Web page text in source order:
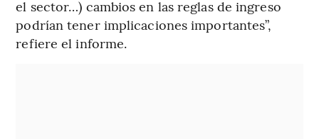
el sector…) cambios en las reglas de ingreso
podrían tener implicaciones importantes”,
refiere el informe.